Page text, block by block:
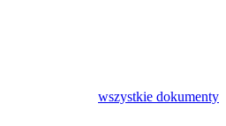
wszystkie dokumenty